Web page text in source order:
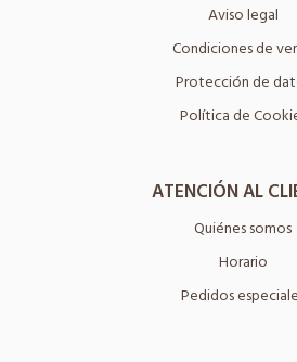
Aviso legal
Condiciones de
Protección de
Política de
ATENCIÓN AL
Quiénes somos
Horario
Pedidos